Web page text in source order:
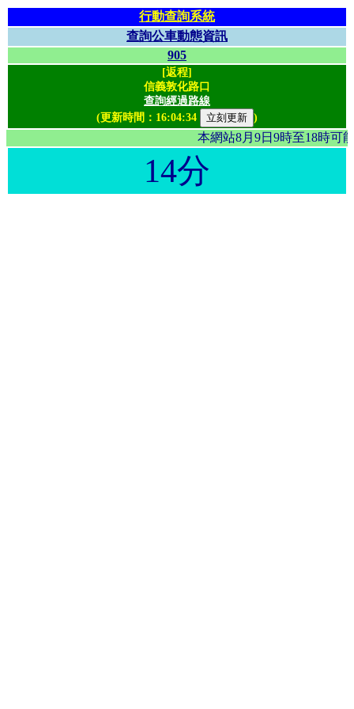
行動查詢系統
查詢公車動態資訊
905
[返程]
信義敦化路口
查詢經過路線
(更新時間： 16:04:34 )
本網站8月9日9時至18
14分